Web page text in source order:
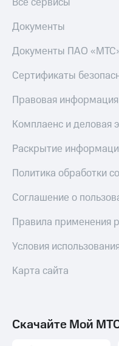
Документы
Документы ПАО
Сертификаты
Правовая информация
Комплаенс и деловая
Раскрытие
Политика обработки
Соглашение о
Правила применения
Условия
Карта сайта
Скачайте Мой